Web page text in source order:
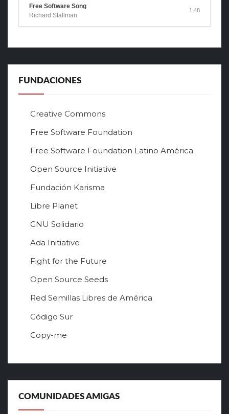
Free Software Song
Richard Stallman
1:48
FUNDACIONES
Creative Commons
Free Software Foundation
Free Software Foundation Latino América
Open Source Initiative
Fundación Karisma
Libre Planet
GNU Solidario
Ada Initiative
Fight for the Future
Open Source Seeds
Red Semillas Libres de América
о
и
л
ь
Código Sur
Copy-me
COMUNIDADES AMIGAS